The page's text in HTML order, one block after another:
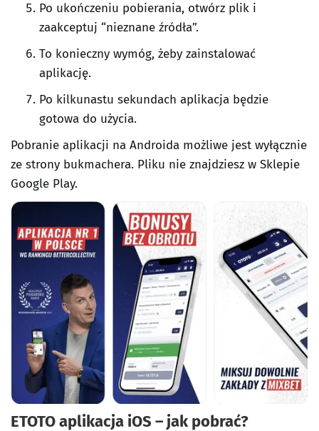
Po ukończeniu pobierania, otwórz plik i
zaakceptuj “nieznane źródła”.
To konieczny wymóg, żeby zainstalować
aplikację.
Po kilkunastu sekundach aplikacja będzie
gotowa do użycia.
Pobranie aplikacji na Androida możliwe jest wyłącznie
ze strony bukmachera. Pliku nie znajdziesz w Sklepie
Google Play.
ETOTO aplikacja iOS – jak pobrać?